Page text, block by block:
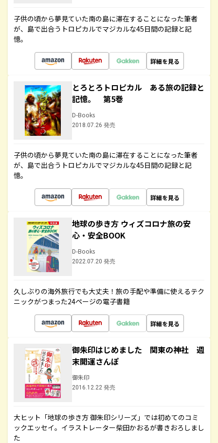
子供の頃から夢見ていた南の島に滞在することになった筆者
が、島で出合うトロピカルでマジカルな45日間の記録と記
憶。
詳細を見る
とろとろトロピカル ある旅の記録と
記憶。 第5巻
D-Books
2018.07.26 発売
子供の頃から夢見ていた南の島に滞在することになった筆者
が、島で出合うトロピカルでマジカルな45日間の記録と記
憶。
詳細を見る
地球の歩き方 ウィズコロナ旅の安
心・安全BOOK
D-Books
2022.07.20 発売
久しぶりの海外旅行でも大丈夫！旅の手配や準備に使えるテク
ニックがつまった24ページの電子書籍
詳細を見る
御朱印はじめました 関東の神社 週
末開運さんぽ
御朱印
2016.12.22 発売
大ヒット「地球の歩き方 御朱印シリーズ」では初めてのコミ
ックエッセイ。イラストレーター柴田かおるが書きおろしまし
た